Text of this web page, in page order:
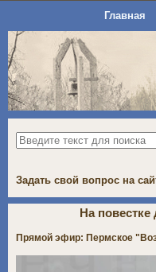
Главная
Задать свой вопрос на
На повестке
Прямой эфир: Пермское